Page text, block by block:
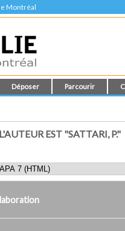
Montréal
Déposer Parcourir
EST "SATTARI, P."